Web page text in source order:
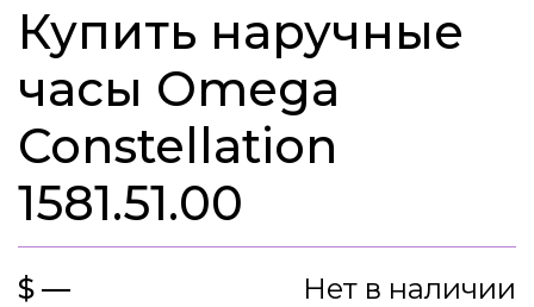
Купить наручные
часы Omega
Constellation
1581.51.00
$ — Нет в наличии